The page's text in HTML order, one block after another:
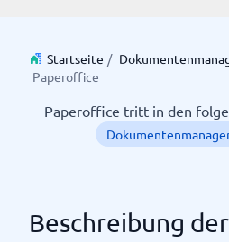
Startseite /
Paperoffice
Paperoffice tritt in den
Beschreibung